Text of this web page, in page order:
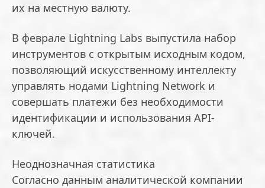
их на местную валюту.
В феврале Lightning Labs выпустила набор
инструментов с открытым исходным кодом,
позволяющий искусственному интеллекту
управлять нодами Lightning Network и
совершать платежи без необходимости
идентификации и использования API-
ключей.
Неоднозначная статистика
Согласно данным аналитической компании